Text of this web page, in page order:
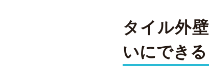
タイル外
いにできる